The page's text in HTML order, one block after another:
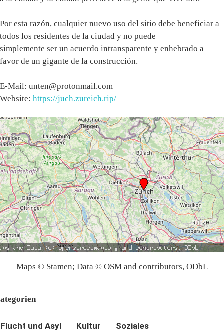
Por esta razón, cualquier nuevo uso del sitio debe beneficiar a
todos los residentes de la ciudad y no puede
simplemente ser un acuerdo intransparente y enhebrado a
favor de un gigante de la construcción.
E-Mail: unten@protonmail.com
Website: https://juch.zureich.rip/
Maps © Stamen; Data © OSM and contributors, ODbL
Flucht und Asyl Kultur Soziales